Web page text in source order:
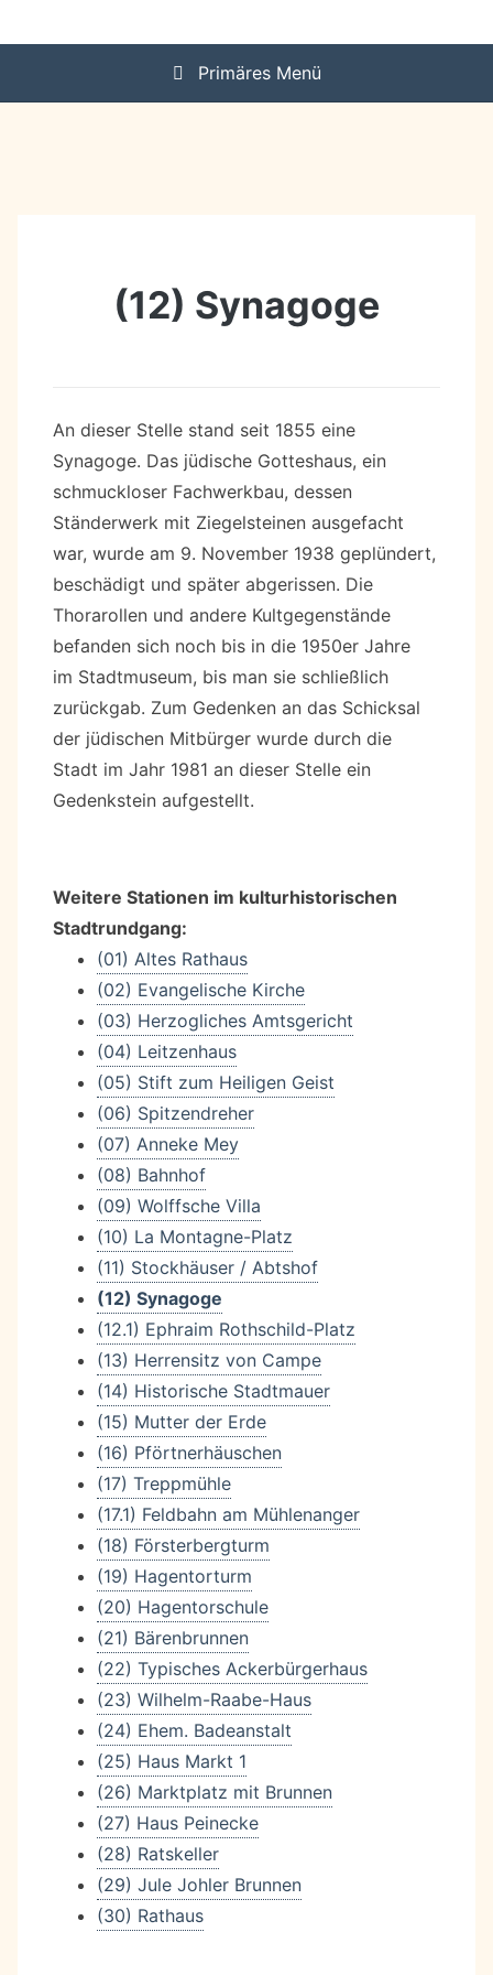
Inhalt
Kulturhistorischer
Rundgang durch
Primäres Menü
(12) Synagoge
An dieser Stelle stand seit 1855 eine
Synagoge. Das jüdische Gotteshaus, ein
schmuckloser Fachwerkbau, dessen
Ständerwerk mit Ziegelsteinen ausgefacht
war, wurde am 9. November 1938 geplündert,
beschädigt und später abgerissen. Die
Thorarollen und andere Kultgegenstände
befanden sich noch bis in die 1950er Jahre
im Stadtmuseum, bis man sie schließlich
zurückgab. Zum Gedenken an das Schicksal
der jüdischen Mitbürger wurde durch die
Stadt im Jahr 1981 an dieser Stelle ein
Gedenkstein aufgestellt.
Weitere Stationen im kulturhistorischen
Stadtrundgang:
(01) Altes Rathaus
(02) Evangelische Kirche
(03) Herzogliches Amtsgericht
(04) Leitzenhaus
(05) Stift zum Heiligen Geist
(06) Spitzendreher
(07) Anneke Mey
(08) Bahnhof
(09) Wolffsche Villa
(10) La Montagne-Platz
(11) Stockhäuser / Abtshof
(12) Synagoge
(12.1) Ephraim Rothschild-Platz
(13) Herrensitz von Campe
(14) Historische Stadtmauer
(15) Mutter der Erde
(16) Pförtnerhäuschen
(17) Treppmühle
(17.1) Feldbahn am Mühlenanger
(18) Försterbergturm
(19) Hagentorturm
(20) Hagentorschule
(21) Bärenbrunnen
(22) Typisches Ackerbürgerhaus
(23) Wilhelm-Raabe-Haus
(24) Ehem. Badeanstalt
(25) Haus Markt 1
(26) Marktplatz mit Brunnen
(27) Haus Peinecke
(28) Ratskeller
(29) Jule Johler Brunnen
(30) Rathaus